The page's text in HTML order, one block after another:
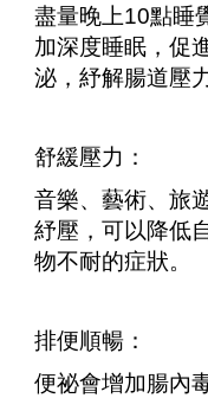
盡量晚上10點睡
加深度睡眠，促
泌，紓解腸道壓
舒緩壓力：
音樂、藝術、旅
紓壓，可以降低
物不耐的症狀。
排便順暢：
便祕會增加腸內